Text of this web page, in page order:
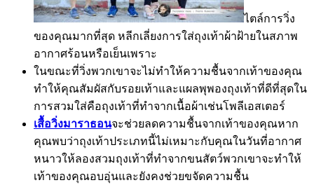
ไตล์การวิ่ง
ของคุณมากที่สุด หลีกเลี่ยงการใส่ถุงเท้าผ้าฝ้ายในสภาพ
อากาศร้อนหรือเย็นเพราะ
ในขณะที่วิ่งพวกเขาจะไม่ทำให้ความชื้นจากเท้าของคุณ
ทำให้คุณสัมผัสกับรอยเท้าและแผลพุพองถุงเท้าที่ดีที่สุดใน
การสวมใส่คือถุงเท้าที่ทำจากเนื้อผ้าเช่นโพลีเอสเตอร์
เสื้อวิ่งมาราธอนจะช่วยลดความชื้นจากเท้าของคุณหาก
คุณพบว่าถุงเท้าประเภทนี้ไม่เหมาะกับคุณในวันที่อากาศ
หนาวให้ลองสวมถุงเท้าที่ทำจากขนสัตว์พวกเขาจะทำให้
เท้าของคุณอบอุ่นและยังคงช่วยขจัดความชื้น